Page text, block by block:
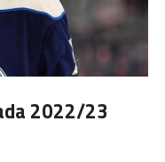
2022/23